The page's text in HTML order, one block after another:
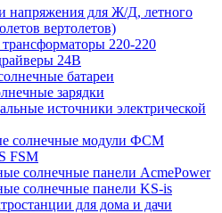
напряжения для Ж/Д, летного
вертолетов)
трансформаторы 220-220
24В
батареи
зарядки
источники электрической
солнечные модули ФСМ
FSM
солнечные панели AcmePower
солнечные панели KS-is
для дома и дачи